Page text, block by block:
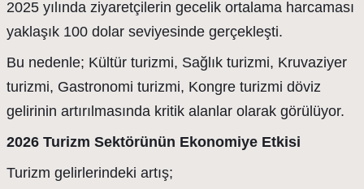
2025 yılında ziyaretçilerin gecelik ortalama harcaması
yaklaşık 100 dolar seviyesinde gerçekleşti.
Bu nedenle; Kültür turizmi, Sağlık turizmi, Kruvaziyer
turizmi, Gastronomi turizmi, Kongre turizmi döviz
gelirinin artırılmasında kritik alanlar olarak görülüyor.
2026 Turizm Sektörünün Ekonomiye Etkisi
Turizm gelirlerindeki artış;